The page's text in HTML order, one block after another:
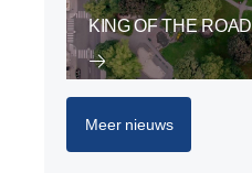
KING OF THE ROAD
Meer nieuws